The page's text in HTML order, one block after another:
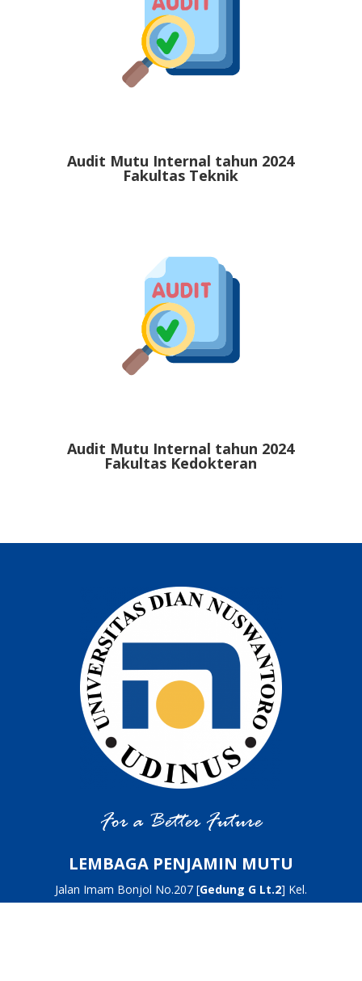
Audit Mutu Internal tahun 2024
Fakultas Teknik
Audit Mutu Internal tahun 2024
Fakultas Kedokteran
For a Better Future
LEMBAGA PENJAMIN MUTU
Jalan Imam Bonjol No.207 [Gedung G Lt.2] Kel.